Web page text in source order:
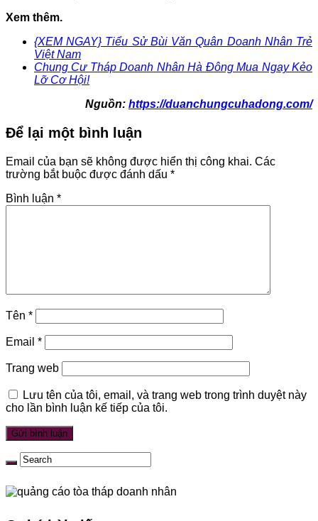
Xem thêm.
{XEM NGAY} Tiểu Sử Bùi Văn Quân Doanh Nhân Trẻ
Việt Nam
Chung Cư Tháp Doanh Nhân Hà Đông Mua Ngay Kẻo
Lỡ Cơ Hội!
Nguồn: https://duanchungcuhadong.com/
Để lại một bình luận
Email của bạn sẽ không được hiển thị công khai. Các
trường bắt buộc được đánh dấu *
Bình luận *
Tên *
Email *
Trang web
Lưu tên của tôi, email, và trang web trong trình duyệt này
cho lần bình luận kế tiếp của tôi.